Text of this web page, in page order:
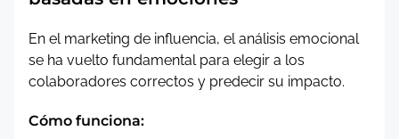
En el marketing de influencia, el análisis emocional
se ha vuelto fundamental para elegir a los
colaboradores correctos y predecir su impacto.
Cómo funciona: